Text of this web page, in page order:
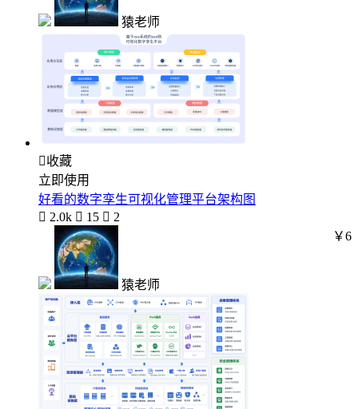
猿老师
收藏
立即使用
好看的数字孪生可视化管理平台架构图
 2.0k  15  2
猿老师
￥6